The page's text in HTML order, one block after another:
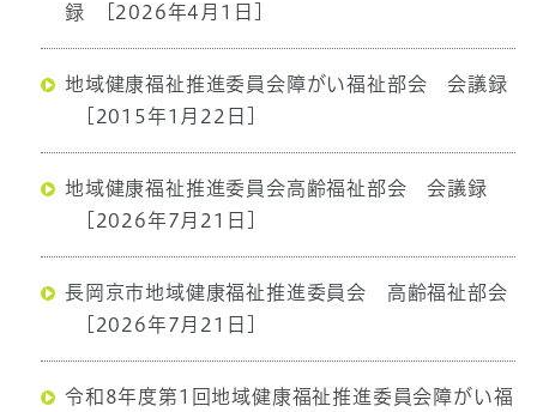
録
[2026年4月1日]
地域健康福祉推進委員会障がい福祉部会 会議録
[2015年1月22日]
地域健康福祉推進委員会高齢福祉部会 会議録
[2026年7月21日]
長岡京市地域健康福祉推進委員会 高齢福祉部会
[2026年7月21日]
令和8年度第1回地域健康福祉推進委員会障がい福